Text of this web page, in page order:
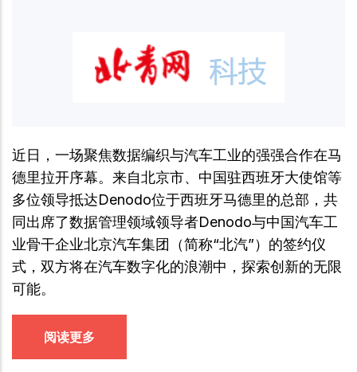
近日，一场聚焦数据编织与汽车工业的强强合作在马
德里拉开序幕。来自北京市、中国驻西班牙大使馆等
多位领导抵达Denodo位于西班牙马德里的总部，共
同出席了数据管理领域领导者Denodo与中国汽车工
业骨干企业北京汽车集团（简称“北汽”）的签约仪
式，双方将在汽车数字化的浪潮中，探索创新的无限
可能。
阅读更多